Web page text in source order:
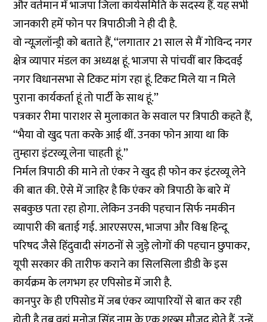
और वर्तमान में भाजपा जिला कार्यसमिति के सदस्य हैं. यह सभी
जानकारी हमें फोन पर त्रिपाठीजी ने ही दी है.
वो न्यूज़लॉन्ड्री को बताते हैं, ‘‘लगातार 21 साल से मैं गोविन्द नगर
क्षेत्र व्यापार मंडल का अध्यक्ष हूं. भाजपा से पांचवीं बार किदवई
नगर विधानसभा से टिकट मांग रहा हूं. टिकट मिले या न मिले
पुराना कार्यकर्ता हूं तो पार्टी के साथ हूं.’’
पत्रकार रीमा पाराशर से मुलाकात के सवाल पर त्रिपाठी कहते हैं,
‘‘भैया वो खुद पता करके आई थीं. उनका फोन आया था कि
तुम्हारा इंटरव्यू लेना चाहती हूं.’’
निर्मल त्रिपाठी की माने तो एंकर ने खुद ही फोन कर इंटरव्यू लेने
की बात की. ऐसे में जाहिर है कि एंकर को त्रिपाठी के बारे में
सबकुछ पता रहा होगा. लेकिन उनकी पहचान सिर्फ नमकीन
व्यापारी की बताई गई. आरएसएस, भाजपा और विश्व हिन्दू
परिषद जैसे हिंदुवादी संगठनों से जुड़े लोगों की पहचान छुपाकर,
यूपी सरकार की तारीफ कराने का सिलसिला डीडी के इस
कार्यक्रम के लगभग हर एपिसोड में जारी है.
कानपुर के ही एपिसोड में जब एंकर व्यापारियों से बात कर रही